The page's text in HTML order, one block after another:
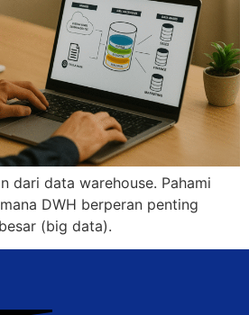
dari data warehouse. Pahami
DWH berperan penting
(big data).